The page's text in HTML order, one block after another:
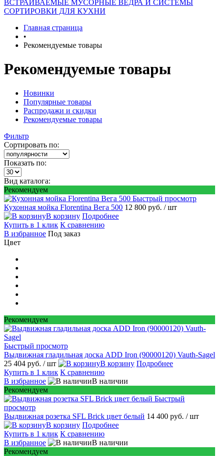
ВСТРАИВАЕМЫЕ МУСОРНЫЕ ВЕДРА И СИСТЕМЫ
СОРТИРОВКИ ДЛЯ КУХНИ
Главная страница
•
Рекомендуемые товары
Рекомендуемые товары
Новинки
Популярные товары
Распродажи и скидки
Рекомендуемые товары
Фильтр
Сортировать по:
Показать по:
Вид каталога:
Рекомендуем
Быстрый просмотр
Кухонная мойка Florentina Вега 500 12 800 руб. / шт
В корзину Подробнее
Купить в 1 клик К сравнению
В избранное Под заказ
Цвет
Рекомендуем
Быстрый просмотр
Выдвижная гладильная доска ADD Iron (90000120) Vauth-Sagel
25 404 руб. / шт В корзину Подробнее
Купить в 1 клик К сравнению
В избранное
В наличии
Рекомендуем
Быстрый
просмотр
Выдвижная розетка SFL Brick цвет белый 14 400 руб. / шт
В корзину Подробнее
Купить в 1 клик К сравнению
В избранное
В наличии
Рекомендуем